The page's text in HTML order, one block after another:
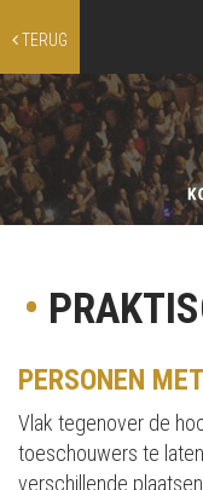
TERUG
•
PERSONEN
Vlak tegenover de
toeschouwers te
verschillende